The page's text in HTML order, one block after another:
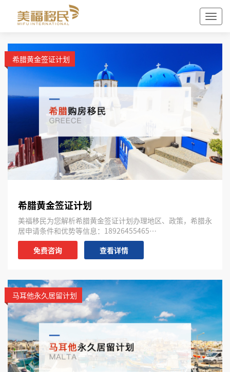
希腊黄金签证计划
希腊黄金签证计划
美福移民为您解析希腊黄金签证计划办理地区、政策，希腊永
居申请条件和优势等信息：18926455465…
免费咨询
查看详情
马耳他永久居留计划